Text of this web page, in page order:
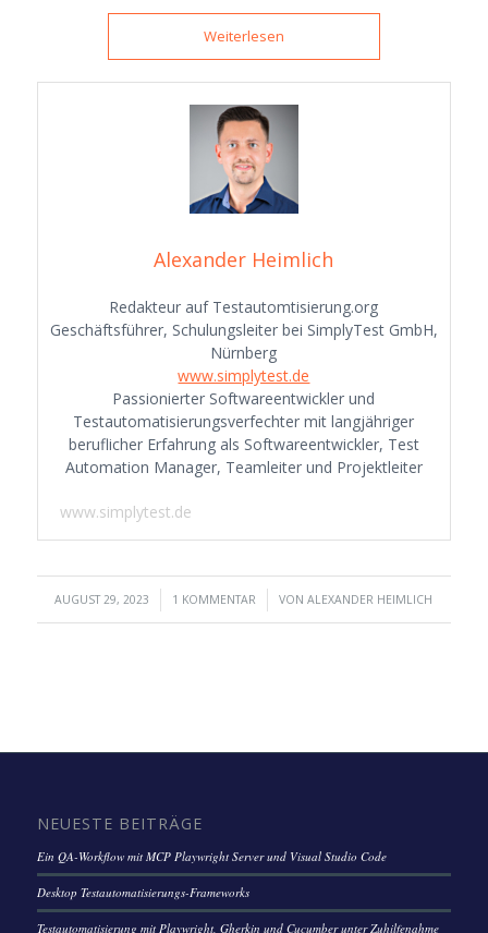
Weiterlesen
Alexander Heimlich
Redakteur auf Testautomtisierung.org
Geschäftsführer, Schulungsleiter bei SimplyTest GmbH,
Nürnberg
www.simplytest.de
Passionierter Softwareentwickler und
Testautomatisierungsverfechter mit langjähriger
beruflicher Erfahrung als Softwareentwickler, Test
Automation Manager, Teamleiter und Projektleiter
www.simplytest.de
AUGUST 29, 2023
/ 1 KOMMENTAR
/ VONALEXANDER HEIMLICH
NEUESTE BEITRÄGE
Ein QA-Workflow mit MCP Playwright Server und Visual Studio Code
Desktop Testautomatisierungs-Frameworks
Testautomatisierung mit Playwright, Gherkin und Cucumber unter Zuhilfenahme